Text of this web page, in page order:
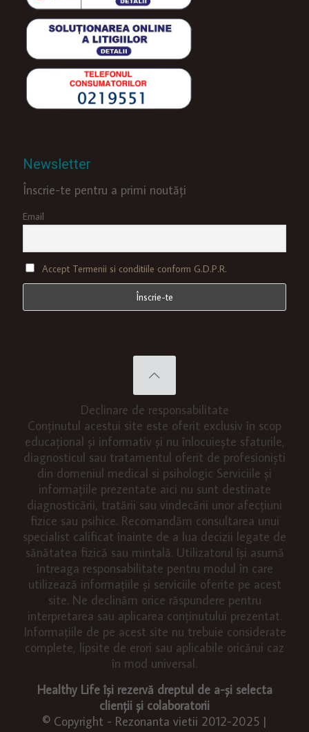
Newsletter
Înscrie-te pentru a primi noutăți
Email
Accept Termenii si conditiile conform G.D.P.R.
Declinare de responsabilitate
Conținutul acestui site este oferit exclusiv în scop
educațional și informativ și nu înlocuiește sfaturile,
diagnosticul sau tratamentul oferit de profesioniști
din domeniul medical si psihologic Serviciile și
informațiile prezentate aici nu sunt destinate
diagnosticării, tratării sau vindecării unor afecțiuni
fizice sau psihice. Recomandăm consultarea unui
specialist calificat înainte de a lua decizii legate de
sănătatea fizică sau mintală. Utilizatorul își asumă
întreaga responsabilitate pentru modul în care
utilizează informațiile și serviciile oferite pe acest
site. Ne declinăm orice răspundere pentru
interpretarea sau aplicarea conținutului prezentat.
Informațiile de pe acest site nu trebuie considerate
complete, lipsite de erori sau aplicabile oricărui caz
în mod universal.
Healthy Life își rezervă dreptul de a-și selecta
clienții și colaboratorii
© Copyright - Rezonanta vietii 2012-2025 |